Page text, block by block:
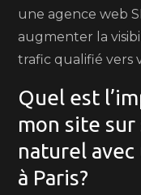
une agence web
augmenter la
trafic qualifié vers
Quel est
mon site
naturel avec
à Paris?